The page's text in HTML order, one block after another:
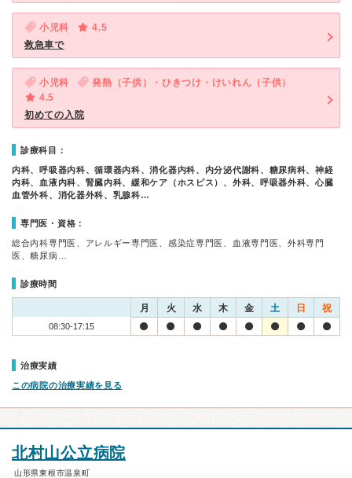
小児科
4.5
救急車で
小児科
発熱（子供）・ひきつけ・けいれん（子供）
4.5
初めての入院
診療科目：
内科、呼吸器内科、循環器内科、消化器内科、内分泌代謝科、糖尿病科、神経
内科、血液内科、腎臓内科、緩和ケア（ホスピス）、外科、呼吸器外科、心臓
血管外科、消化器外科、乳腺科…
専門医・資格：
総合内科専門医、アレルギー専門医、感染症専門医、血液専門医、外科専門
医、糖尿病…
診療時間
月 火 水 木 金 土 日 祝
08:30-17:15
治療実績
この病院の治療実績を見る
北村山公立病院
山形県東根市温泉町